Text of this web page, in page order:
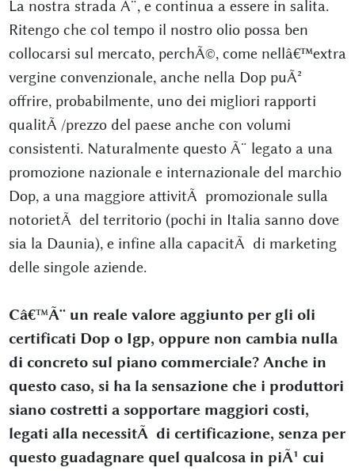
La nostra strada Ã¨, e continua a essere in salita.
Ritengo che col tempo il nostro olio possa ben
collocarsi sul mercato, perchÃ©, come nellâ€™extra
vergine convenzionale, anche nella Dop puÃ²
offrire, probabilmente, uno dei migliori rapporti
qualitÃ /prezzo del paese anche con volumi
consistenti. Naturalmente questo Ã¨ legato a una
promozione nazionale e internazionale del marchio
Dop, a una maggiore attivitÃ promozionale sulla
notorietÃ del territorio (pochi in Italia sanno dove
sia la Daunia), e infine alla capacitÃ di marketing
delle singole aziende.
Câ€™Ã¨ un reale valore aggiunto per gli oli
certificati Dop o Igp, oppure non cambia nulla
di concreto sul piano commerciale? Anche in
questo caso, si ha la sensazione che i produttori
siano costretti a sopportare maggiori costi,
legati alla necessitÃ di certificazione, senza per
questo guadagnare quel qualcosa in piÃ¹ cui